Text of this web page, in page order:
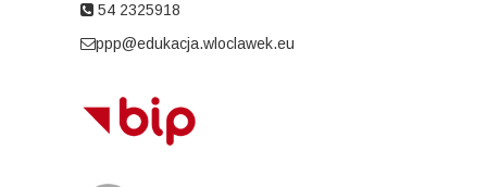
54 2325918
ppp@edukacja.wloclawek.eu